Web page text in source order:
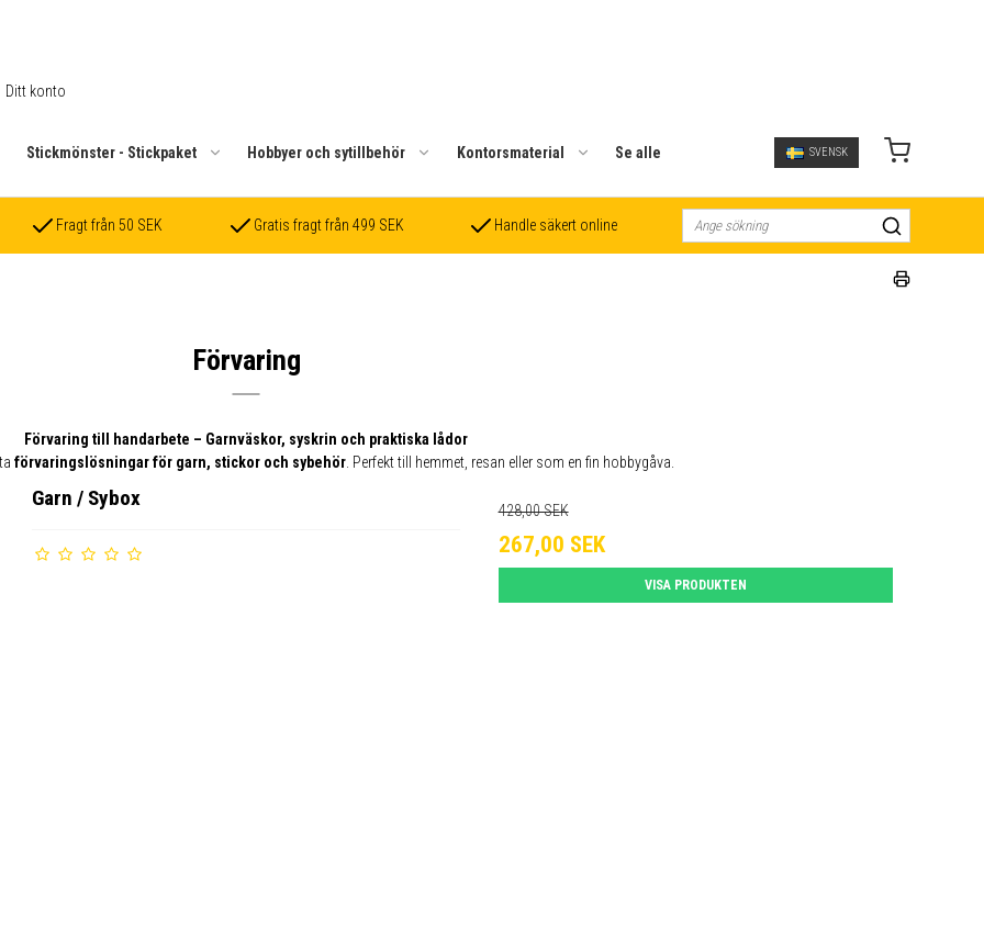
Ditt konto
Stickmönster - Stickpaket Hobbyer och sytillbehör Kontorsmaterial Se alle SVENSK
Fragt från 50 SEK Gratis fragt från 499 SEK Handle säkert online
Förvaring
Förvaring till handarbete – Garnväskor, syskrin och praktiska lådor
förvaringslösningar för garn, stickor och sybehör . Perfekt till hemmet, resan eller som en fin hobbygåva.
Garn / Sybox 428,00 SEK
267,00 SEK
VISA PRODUKTEN